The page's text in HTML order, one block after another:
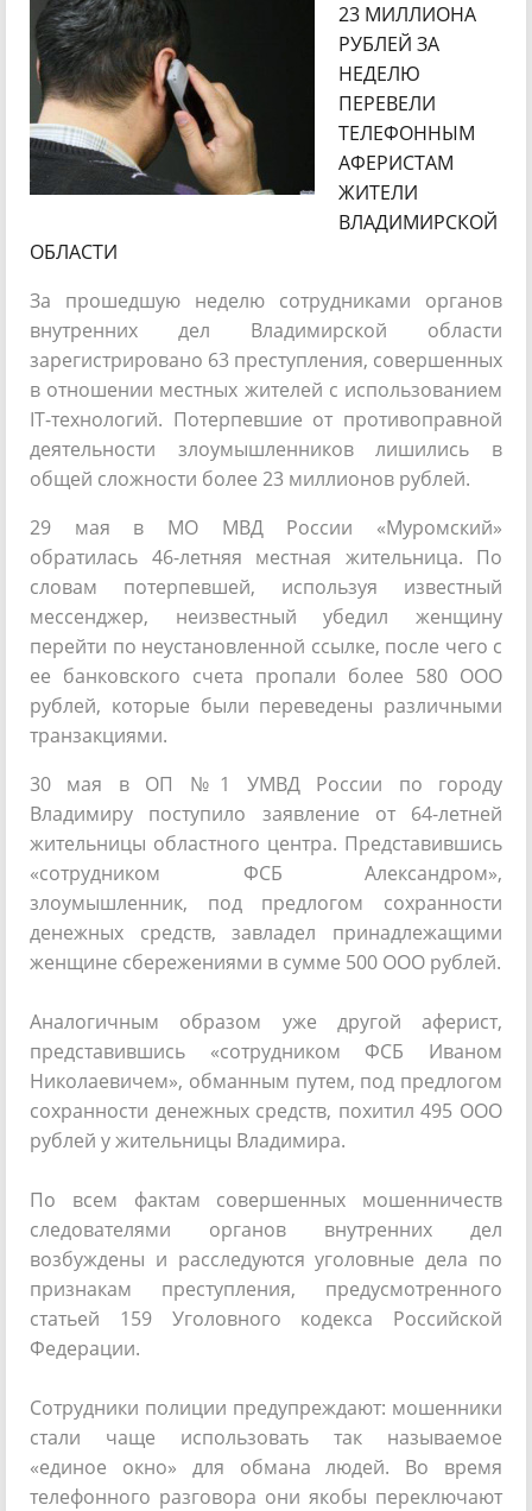
23 МИЛЛИОНА
РУБЛЕЙ ЗА
НЕДЕЛЮ
ПЕРЕВЕЛИ
ТЕЛЕФОННЫМ
АФЕРИСТАМ
ЖИТЕЛИ
ВЛАДИМИРСКОЙ
ОБЛАСТИ
За прошедшую неделю сотрудниками органов
внутренних дел Владимирской области
зарегистрировано 63 преступления, совершенных
в отношении местных жителей с использованием
IT-технологий. Потерпевшие от противоправной
деятельности злоумышленников лишились в
общей сложности более 23 миллионов рублей.
29 мая в МО МВД России «Муромский»
обратилась 46-летняя местная жительница. По
словам потерпевшей, используя известный
мессенджер, неизвестный убедил женщину
перейти по неустановленной ссылке, после чего с
ее банковского счета пропали более 580 ООО
рублей, которые были переведены различными
транзакциями.
30 мая в ОП №1 УМВД России по городу
Владимиру поступило заявление от 64-летней
жительницы областного центра. Представившись
«сотрудником ФСБ Александром»,
злоумышленник, под предлогом сохранности
денежных средств, завладел принадлежащими
женщине сбережениями в сумме 500 ООО рублей.
Аналогичным образом уже другой аферист,
представившись «сотрудником ФСБ Иваном
Николаевичем», обманным путем, под предлогом
сохранности денежных средств, похитил 495 ООО
рублей у жительницы Владимира.
По всем фактам совершенных мошенничеств
следователями органов внутренних дел
возбуждены и расследуются уголовные дела по
признакам преступления, предусмотренного
статьей 159 Уголовного кодекса Российской
Федерации.
Сотрудники полиции предупреждают: мошенники
стали чаще использовать так называемое
«единое окно» для обмана людей. Во время
телефонного разговора они якобы переключают